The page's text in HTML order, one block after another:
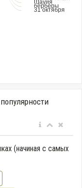
(начиная с самых